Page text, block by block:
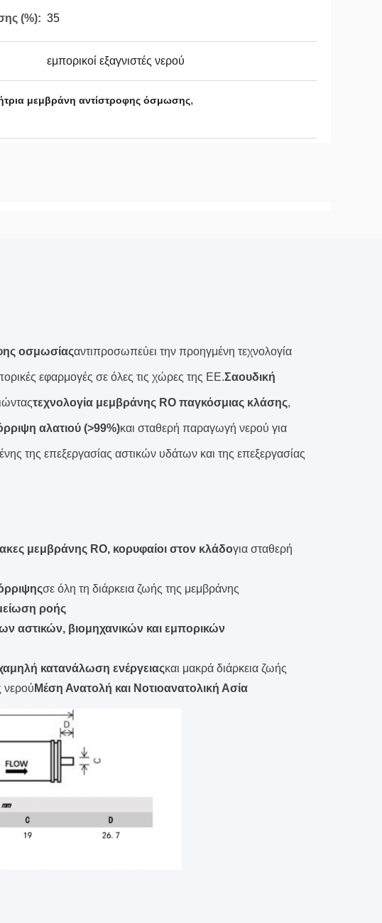
(%): 35
εμπορικοί εξαγνιστές νερού
μεμβράνη αντίστροφης όσμωσης,
οσμωσίαςαντιπροσωπεύει την προηγμένη τεχνολογία
εφαρμογές σε όλες τις χώρες της ΕΕ.Σαουδική
τεχνολογία μεμβράνης RO παγκόσμιας κλάσης,
αλατιού (>99%)και σταθερή παραγωγή νερού για
της επεξεργασίας αστικών υδάτων και της επεξεργασίας
μεμβράνης RO, κορυφαίοι στον κλάδογια σταθερή
σε όλη τη διάρκεια ζωής της μεμβράνης
ροής
αστικών, βιομηχανικών και εμπορικών
κατανάλωση ενέργειαςκαι μακρά διάρκεια ζωής
νερού Μέση Ανατολή και Νοτιοανατολική Ασία